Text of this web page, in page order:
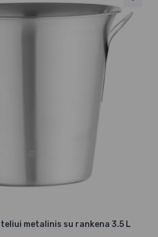
metalinis su rankena 3.5 L